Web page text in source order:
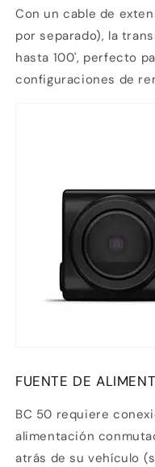
Con un cable de
por separado), la
hasta 100', perfecto
configuraciones de
FUENTE DE
BC 50 requiere
alimentación
atrás de su vehículo